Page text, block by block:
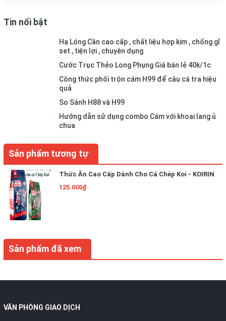
Tin nổi bật
Hạ Lóng Cần cao cấp , chất liệu hợp kim , chống gỉ
set , tiện lợi , chuyên dụng
Cước Trục Thẻo Long Phụng Giá bán lẻ 40k/1c
Công thức phối trộn cám H99 để câu cá tra hiệu
quả
So Sánh H88 và H99
Hướng dẫn sử dụng combo Cám với khoai lang ủ
chua
Sản phẩm tương tự
Thức Ăn Cao Cấp Dành Cho Cá Chép Koi - KOIRIN
125.000₫
Sản phẩm đã xem
VĂN PHÒNG GIAO DỊCH